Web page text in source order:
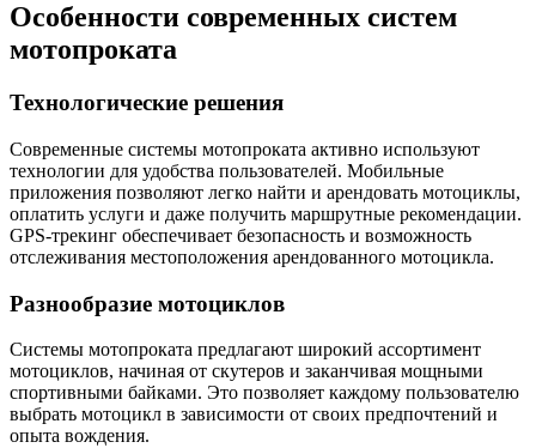
Особенности современных систем
мотопроката
Технологические решения
Современные системы мотопроката активно используют
технологии для удобства пользователей. Мобильные
приложения позволяют легко найти и арендовать мотоциклы,
оплатить услуги и даже получить маршрутные рекомендации.
GPS-трекинг обеспечивает безопасность и возможность
отслеживания местоположения арендованного мотоцикла.
Разнообразие мотоциклов
Системы мотопроката предлагают широкий ассортимент
мотоциклов, начиная от скутеров и заканчивая мощными
спортивными байками. Это позволяет каждому пользователю
выбрать мотоцикл в зависимости от своих предпочтений и
опыта вождения.